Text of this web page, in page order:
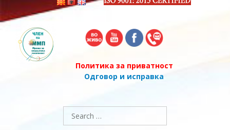
Политика за приватност
Одговор и исправка
Search
for: